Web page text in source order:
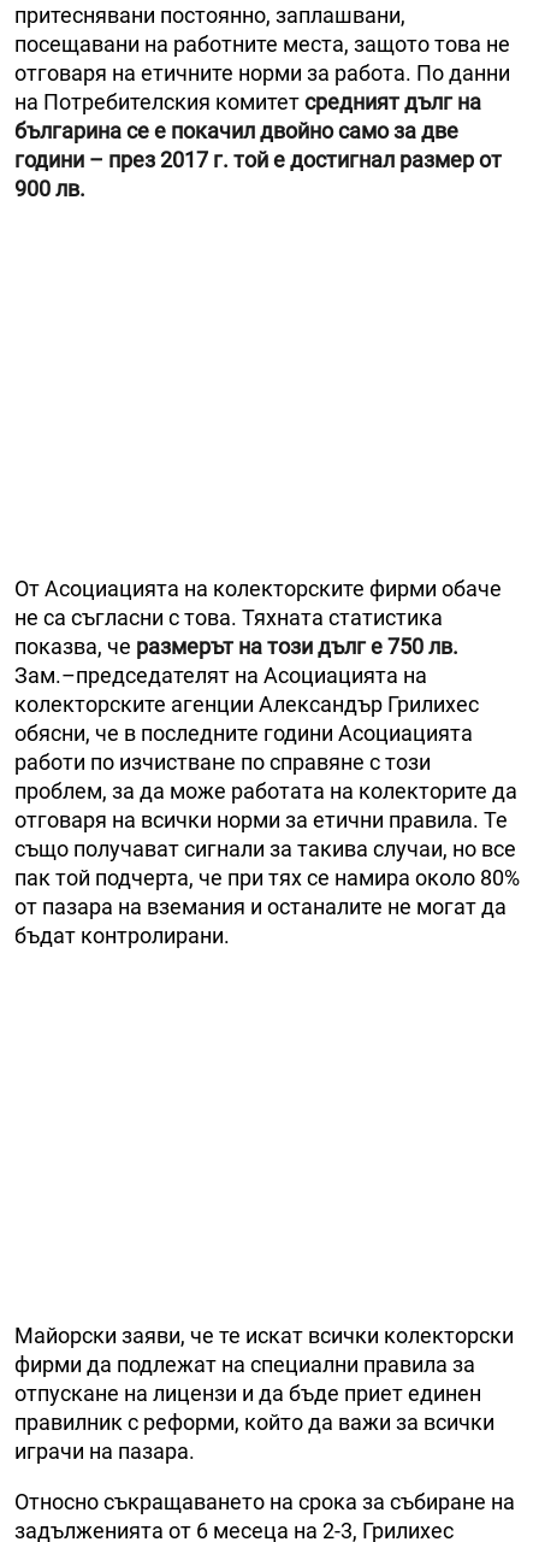
притеснявани постоянно, заплашвани,
посещавани на работните места, защото това не
отговаря на етичните норми за работа. По данни
на Потребителския комитетсредният дълг на
българина се е покачил двойно само за две
години – през 2017 г. той е достигнал размер от
900 лв.
От Асоциацията на колекторските фирми обаче
не са съгласни с това. Тяхната статистика
показва, че размерът на този дълг е 750 лв.
Зам.–председателят на Асоциацията на
колекторските агенции Александър Грилихес
обясни, че в последните години Асоциацията
работи по изчистване по справяне с този
проблем, за да може работата на колекторите да
отговаря на всички норми за етични правила. Те
също получават сигнали за такива случаи, но все
пак той подчерта, че при тях се намира около 80%
от пазара на вземания и останалите не могат да
бъдат контролирани.
Майорски заяви, че те искат всички колекторски
фирми да подлежат на специални правила за
отпускане на лицензи и да бъде приет единен
правилник с реформи, който да важи за всички
играчи на пазара.
Относно съкращаването на срока за събиране на
задълженията от 6 месеца на 2-3, Грилихес